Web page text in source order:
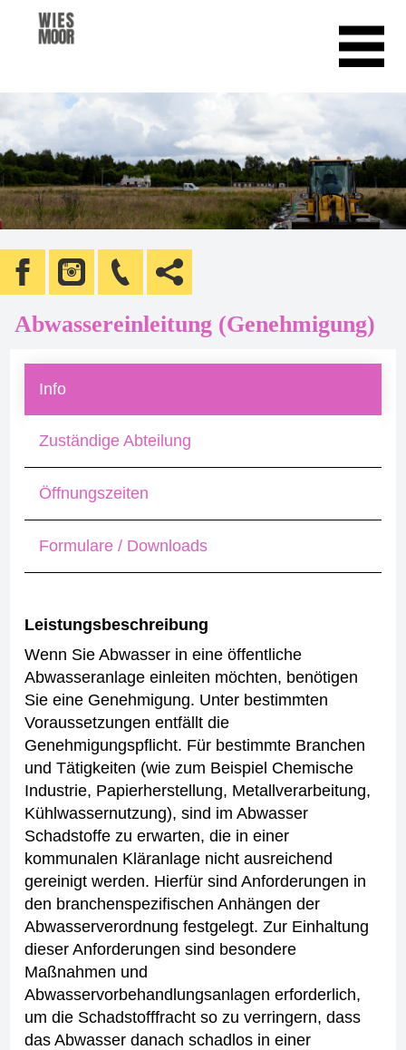
Abwassereinleitung (Genehmigung)
Info
Zuständige Abteilung
Öffnungszeiten
Formulare / Downloads
Leistungsbeschreibung
Wenn Sie Abwasser in eine öffentliche
Abwasseranlage einleiten möchten, benötigen
Sie eine Genehmigung. Unter bestimmten
Voraussetzungen entfällt die
Genehmigungspflicht. Für bestimmte Branchen
und Tätigkeiten (wie zum Beispiel Chemische
Industrie, Papierherstellung, Metallverarbeitung,
Kühlwassernutzung), sind im Abwasser
Schadstoffe zu erwarten, die in einer
kommunalen Kläranlage nicht ausreichend
gereinigt werden. Hierfür sind Anforderungen in
den branchenspezifischen Anhängen der
Abwasserverordnung festgelegt. Zur Einhaltung
dieser Anforderungen sind besondere
Maßnahmen und
Abwasservorbehandlungsanlagen erforderlich,
um die Schadstofffracht so zu verringern, dass
das Abwasser danach schadlos in einer